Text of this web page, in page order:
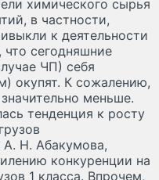
химического сырья
в частности,
к деятельности
сегодняшние
ЧП) себя
окупят. К сожалению,
меньше.
тенденция к росту
Н. Абакумова,
конкуренции на
1 класса. Впрочем,